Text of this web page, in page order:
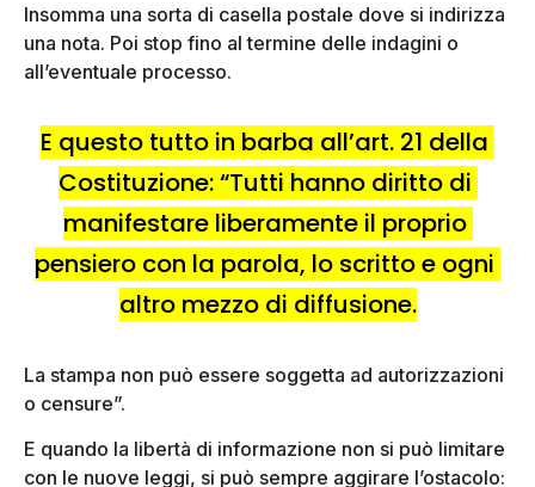
Insomma una sorta di casella postale dove si indirizza
una nota. Poi stop fino al termine delle indagini o
all’eventuale processo.
E questo tutto in barba all’art. 21 della
Costituzione: “Tutti hanno diritto di
manifestare liberamente il proprio
pensiero con la parola, lo scritto e ogni
altro mezzo di diffusione.
La stampa non può essere soggetta ad autorizzazioni
o censure”.
E quando la libertà di informazione non si può limitare
con le nuove leggi, si può sempre aggirare l’ostacolo: